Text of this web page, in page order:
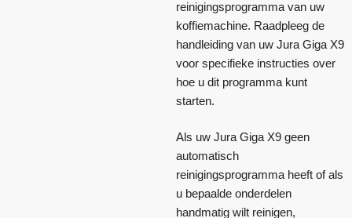
reinigingsprogramma van uw
koffiemachine. Raadpleeg de
handleiding van uw Jura Giga X9
voor specifieke instructies over
hoe u dit programma kunt
starten.
Als uw Jura Giga X9 geen
automatisch
reinigingsprogramma heeft of als
u bepaalde onderdelen
handmatig wilt reinigen,